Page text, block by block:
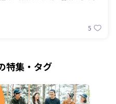
5
特集・タグ